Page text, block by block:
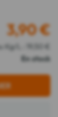
3,90€
Kg/L : 19,50 €
En stock